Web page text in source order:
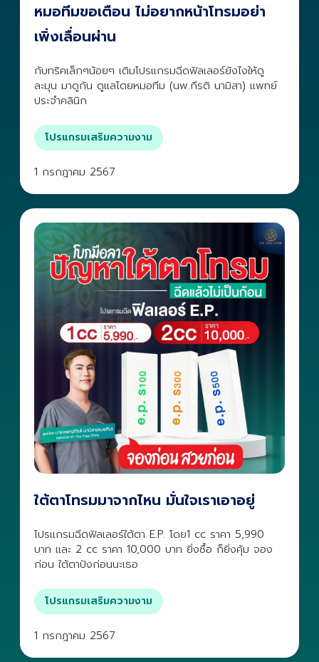
หมอทีมขอเตือน ไม่อยากหน้าโทรมอย่า
เพิ่งเลื่อนผ่าน
กับทริคเล็กๆน้อยๆ เติมโปรแกรมฉีดฟิลเลอร์ยังไงให้ดู
ละมุน มาดูกัน ดูแลโดยหมอทีม (นพ.กีรติ นามิสา) แพทย์
ประจำคลินิก
โปรแกรมเสริมความงาม
1 กรกฎาคม 2567
ใต้ตาโทรมมาจากไหน มั่นใจเราเอาอยู่
โปรแกรมฉีดฟิลเลอร์ใต้ตา E.P. โดย1 cc ราคา 5,990
บาท และ 2 cc ราคา 10,000 บาท ยิ่งซื้อ ก็ยิ่งคุ้ม จอง
ก่อน ใต้ตาปังก่อนนะเธอ
โปรแกรมเสริมความงาม
1 กรกฎาคม 2567